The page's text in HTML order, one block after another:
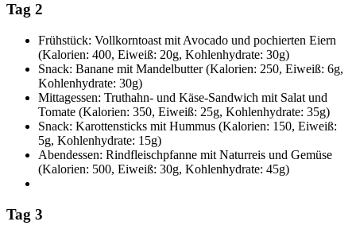
Tag 2
Frühstück: Vollkorntoast mit Avocado und pochierten Eiern
(Kalorien: 400, Eiweiß: 20g, Kohlenhydrate: 30g)
Snack: Banane mit Mandelbutter (Kalorien: 250, Eiweiß: 6g,
Kohlenhydrate: 30g)
Mittagessen: Truthahn- und Käse-Sandwich mit Salat und
Tomate (Kalorien: 350, Eiweiß: 25g, Kohlenhydrate: 35g)
Snack: Karottensticks mit Hummus (Kalorien: 150, Eiweiß:
5g, Kohlenhydrate: 15g)
Abendessen: Rindfleischpfanne mit Naturreis und Gemüse
(Kalorien: 500, Eiweiß: 30g, Kohlenhydrate: 45g)
Tag 3